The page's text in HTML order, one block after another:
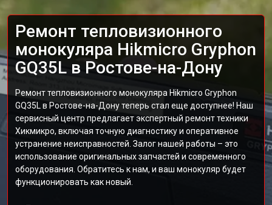
Ремонт тепловизионного
монокуляра Hikmicro Gryphon
GQ35L в Ростове-на-Дону
Ремонт тепловизионного монокуляра Hikmicro Gryphon
GQ35L в Ростове-на-Дону теперь стал еще доступнее! Наш
сервисный центр предлагает экспертный ремонт техники
Хикмикро, включая точную диагностику и оперативное
устранение неисправностей. Залог нашей работы – это
использование оригинальных запчастей и современного
оборудования. Обратитесь к нам, и ваш монокуляр будет
функционировать как новый.